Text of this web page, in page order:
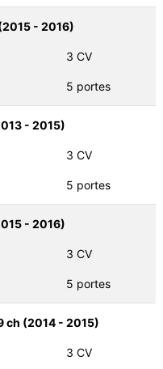
- 2016)
3 CV
5 portes
- 2015)
3 CV
5 portes
- 2016)
3 CV
5 portes
ch (2014 - 2015)
3 CV